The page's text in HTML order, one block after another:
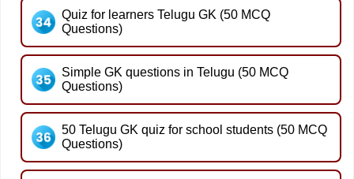
Quiz for learners Telugu GK (50 MCQ
Questions)
Simple GK questions in Telugu (50 MCQ
Questions)
50 Telugu GK quiz for school students (50 MCQ
Questions)